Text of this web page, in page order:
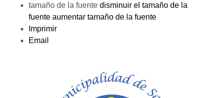
tamaño de la fuente disminuir el tamaño de la
fuente aumentar tamaño de la fuente
Imprimir
Email